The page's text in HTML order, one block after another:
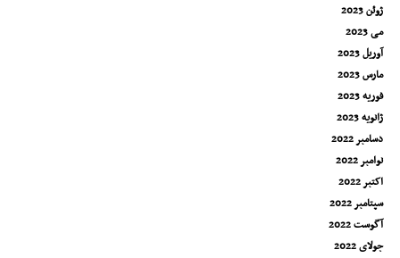
ژوئن 2023
می 2023
آوریل 2023
مارس 2023
فوریه 2023
ژانویه 2023
دسامبر 2022
نوامبر 2022
اکتبر 2022
سپتامبر 2022
آگوست 2022
جولای 2022